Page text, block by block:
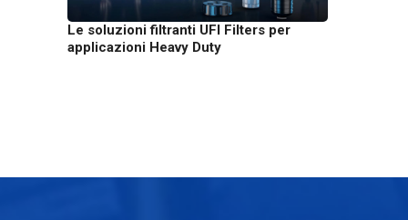
Le soluzioni filtranti UFI Filters per
applicazioni Heavy Duty